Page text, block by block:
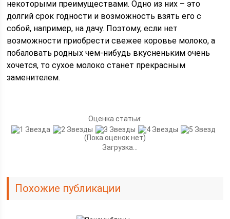
некоторыми преимуществами. Одно из них – это
долгий срок годности и возможность взять его с
собой, например, на дачу. Поэтому, если нет
возможности приобрести свежее коровье молоко, а
побаловать родных чем-нибудь вкусненьким очень
хочется, то сухое молоко станет прекрасным
заменителем.
Оценка статьи:
(Пока оценок нет)
Загрузка...
Похожие публикации